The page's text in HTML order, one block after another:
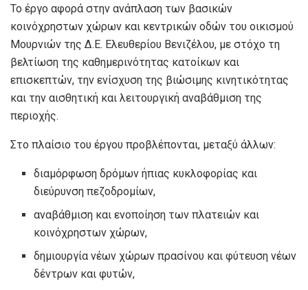
Το έργο αφορά στην ανάπλαση των βασικών
κοινόχρηστων χώρων και κεντρικών οδών του οικισμού
Μουρνιών της Δ.Ε. Ελευθερίου Βενιζέλου, με στόχο τη
βελτίωση της καθημερινότητας κατοίκων και
επισκεπτών, την ενίσχυση της βιώσιμης κινητικότητας
και την αισθητική και λειτουργική αναβάθμιση της
περιοχής.
Στο πλαίσιο του έργου προβλέπονται, μεταξύ άλλων:
διαμόρφωση δρόμων ήπιας κυκλοφορίας και
διεύρυνση πεζοδρομίων,
αναβάθμιση και ενοποίηση των πλατειών και
κοινόχρηστων χώρων,
δημιουργία νέων χώρων πρασίνου και φύτευση νέων
δέντρων και φυτών,